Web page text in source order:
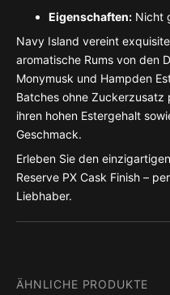
Eigenschaften: Nicht
Navy Island vereint
aromatische Rums von den
Monymusk und Hampden
Batches ohne
ihren hohen Estergehalt
Geschmack.
Erleben Sie den
Reserve PX Cask Finish –
Liebhaber.
ÄHNLICHE PRODUKTE